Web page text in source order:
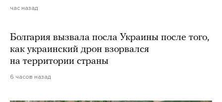
час назад
Болгария вызвала посла Украины после того,
как украинский дрон взорвался
на территории страны
6 часов назад